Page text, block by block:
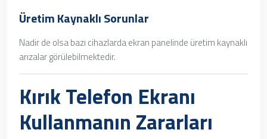
Üretim Kaynaklı Sorunlar
Nadir de olsa bazı cihazlarda ekran panelinde üretim kaynaklı
arızalar görülebilmektedir.
Kırık Telefon Ekranı
Kullanmanın Zararları